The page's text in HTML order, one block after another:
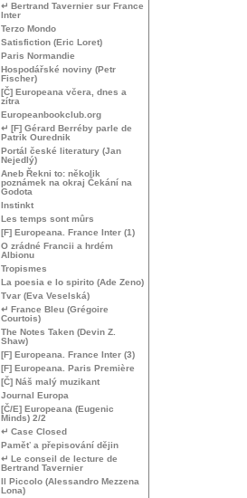
↵ Bertrand Tavernier sur France
Inter
Terzo Mondo
Satisfiction (Eric Loret)
Paris Normandie
Hospodářské noviny (Petr
Fischer)
[Č] Europeana včera, dnes a
zítra
Europeanbookclub.org
↵ [F] Gérard Berréby parle de
Patrik Ourednik
Portál české literatury (Jan
Nejedlý)
Aneb Řekni to: několik
poznámek na okraj Čekání na
Godota
Instinkt
Les temps sont mûrs
[F] Europeana. France Inter (1)
O zrádné Francii a hrdém
Albionu
Tropismes
La poesia e lo spirito (Ade Zeno)
Tvar (Eva Veselská)
↵ France Bleu (Grégoire
Courtois)
The Notes Taken (Devin Z.
Shaw)
[F] Europeana. France Inter (3)
[F] Europeana. Paris Première
[Č] Náš malý muzikant
Journal Europa
[Č/E] Europeana (Eugenic
Minds) 2/2
↵ Case Closed
Paměť a přepisování dějin
↵ Le conseil de lecture de
Bertrand Tavernier
Il Piccolo (Alessandro Mezzena
Lona)